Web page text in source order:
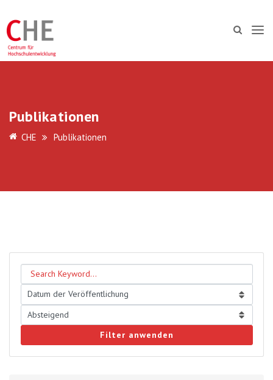
Publikationen
CHE Publikationen
Filter anwenden